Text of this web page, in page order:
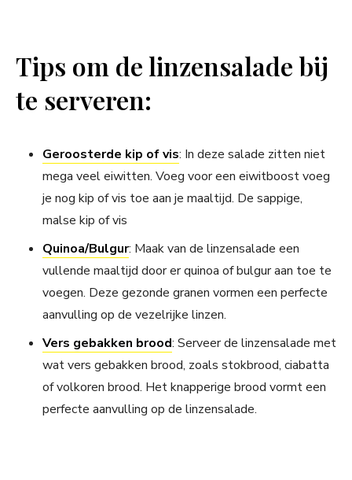
Tips om de linzensalade bij
te serveren:
Geroosterde kip of vis: In deze salade zitten niet
mega veel eiwitten. Voeg voor een eiwitboost voeg
je nog kip of vis toe aan je maaltijd. De sappige,
malse kip of vis
Quinoa/Bulgur: Maak van de linzensalade een
vullende maaltijd door er quinoa of bulgur aan toe te
voegen. Deze gezonde granen vormen een perfecte
aanvulling op de vezelrijke linzen.
Vers gebakken brood: Serveer de linzensalade met
wat vers gebakken brood, zoals stokbrood, ciabatta
of volkoren brood. Het knapperige brood vormt een
perfecte aanvulling op de linzensalade.